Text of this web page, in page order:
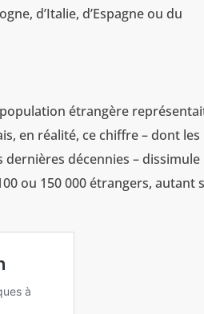
d’Italie, d’Espagne ou du
population étrangère
en réalité, ce chiffre – dont les
décennies – dissimule
ou 150 000 étrangers, autant